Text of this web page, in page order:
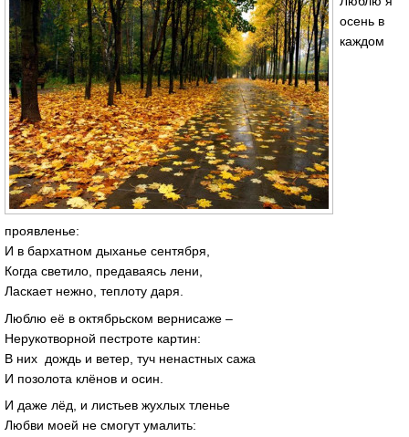
осень в
каждом
проявленье:
И в бархатном дыханье сентября,
Когда светило, предаваясь лени,
Ласкает нежно, теплоту даря.
Люблю её в октябрьском вернисаже –
Нерукотворной пестроте картин:
В них дождь и ветер, туч ненастных сажа
И позолота клёнов и осин.
И даже лёд, и листьев жухлых тленье
Любви моей не смогут умалить: